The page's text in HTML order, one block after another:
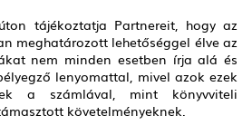
tájékoztatja Partnereit, hogy az
meghatározott lehetőséggel élve az
nem minden esetben írja alá és
lenyomattal, mivel azok ezek
a számlával, mint könyvviteli
követelményeknek.